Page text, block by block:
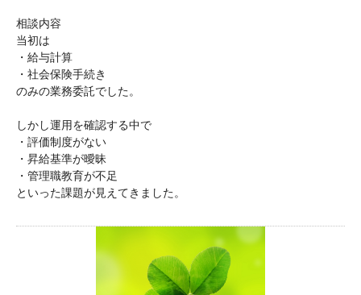
相談内容
当初は
・給与計算
・社会保険手続き
のみの業務委託でした。
しかし運用を確認する中で
・評価制度がない
・昇給基準が曖昧
・管理職教育が不足
といった課題が見えてきました。